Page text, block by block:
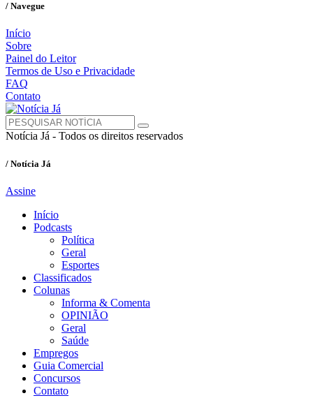
/ Navegue
Início
Sobre
Painel do Leitor
Termos de Uso e Privacidade
FAQ
Contato
Notícia Já - Todos os direitos reservados
/ Notícia Já
Assine
Início
Podcasts
Política
Geral
Esportes
Classificados
Colunas
Informa & Comenta
OPINIÃO
Geral
Saúde
Empregos
Guia Comercial
Concursos
Contato